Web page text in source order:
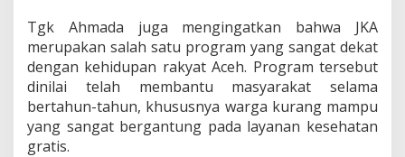
Tgk Ahmada juga mengingatkan bahwa JKA
merupakan salah satu program yang sangat dekat
dengan kehidupan rakyat Aceh. Program tersebut
dinilai telah membantu masyarakat selama
bertahun-tahun, khususnya warga kurang mampu
yang sangat bergantung pada layanan kesehatan
gratis.